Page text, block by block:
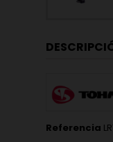
Referencia